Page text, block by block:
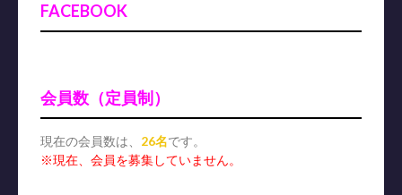
FACEBOOK
会員数（定員制）
現在の会員数は、 26名です。
※現在、会員を募集していません。